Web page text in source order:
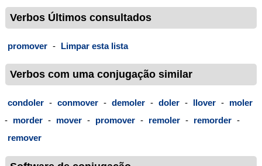
Verbos Últimos consultados
promover - Limpar esta lista
Verbos com uma conjugação similar
condoler - conmover - demoler - doler - llover - moler
- morder - mover - promover - remoler - remorder -
remover